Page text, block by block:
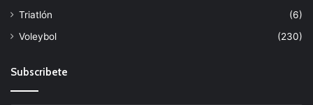
Triatlón
(6)
Voleybol
(230)
Subscribete